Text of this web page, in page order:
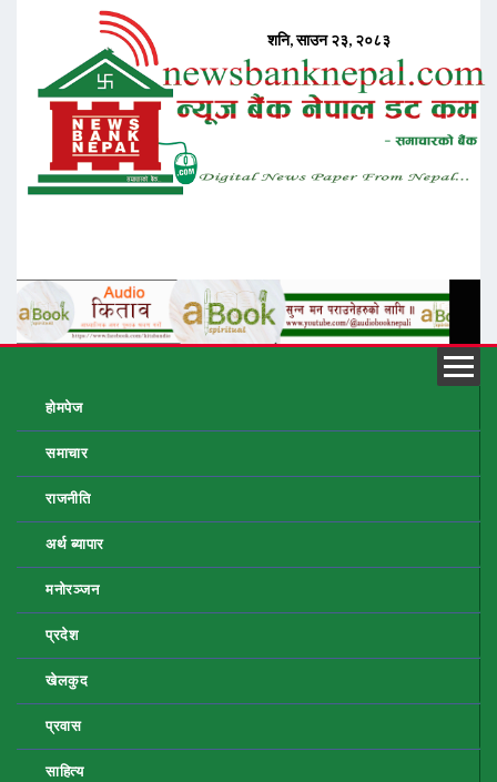
होमपेज
समाचार
राजनीति
अर्थ ब्यापार
मनोरञ्जन
प्रदेश
खेलकुद
प्रवास
साहित्य